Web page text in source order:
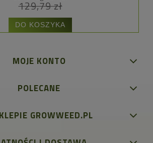
129,79 zł
DO KOSZYKA
MOJE KONTO
POLECANE
GROWWEED.PL